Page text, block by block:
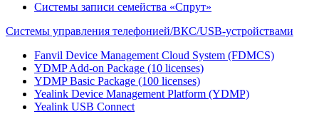
Системы записи семейства «Спрут»
Системы управления телефонией/ВКС/USB-устройствами
Fanvil Device Management Cloud System (FDMCS)
YDMP Add-on Package (10 licenses)
YDMP Basic Package (100 licenses)
Yealink Device Management Platform (YDMP)
Yealink USB Connect